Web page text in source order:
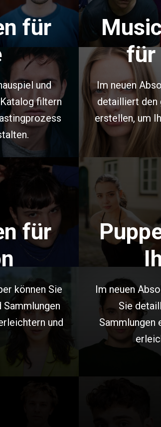
für
und
filtern
für
Im neuen
detailliert den
erstellen, um
für
können Sie
und
Im neuen
Sie
Sammlungen